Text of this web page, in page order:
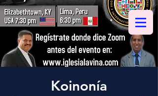
Koinonía